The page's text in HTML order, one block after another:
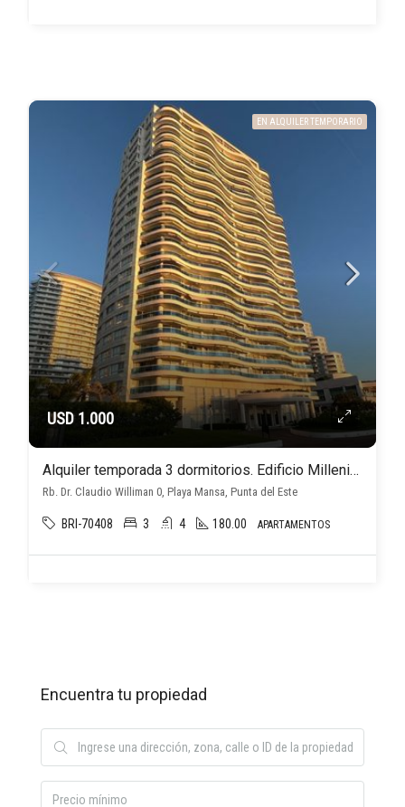
EN ALQUILER TEMPORARIO
USD 1.000
Alquiler temporada 3 dormitorios. Edificio Millenium Tower
Rb. Dr. Claudio Williman 0, Playa Mansa, Punta del Este
BRI-70408 3 4 180.00 APARTAMENTOS
Encuentra tu propiedad